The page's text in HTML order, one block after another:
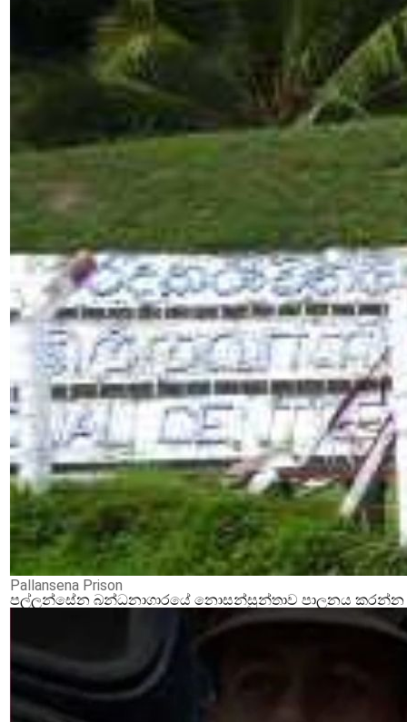
Pallansena Prison
පල්ලන්සේන බන්ධනාගාරයේ නොසන්සුන්තාව පාලනය කරන්න